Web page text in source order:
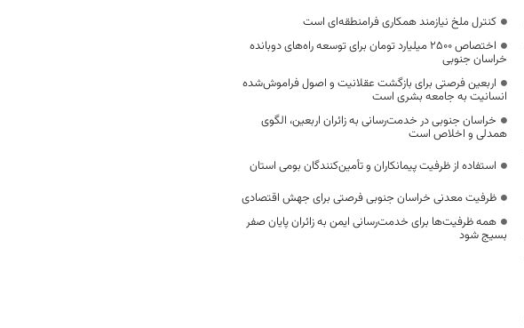
کنترل ملخ نیازمند همکاری فرامنطقه‌ای است
اختصاص 2500 میلیارد تومان برای توسعه راه‌های دوبانده
خراسان جنوبی
اربعین فرصتی برای بازگشت عقلانیت و اصول فراموش‌شده
انسانیت به جامعه بشری است
خراسان جنوبی در خدمت‌رسانی به زائران اربعین، الگوی
همدلی و اخلاص است
استفاده از ظرفیت پیمانکاران و تأمین‌کنندگان بومی استان
ظرفیت معدنی خراسان جنوبی فرصتی برای جهش اقتصادی
همه ظرفیت‌ها برای خدمت‌رسانی ایمن به زائران پایان صفر
بسیج شود